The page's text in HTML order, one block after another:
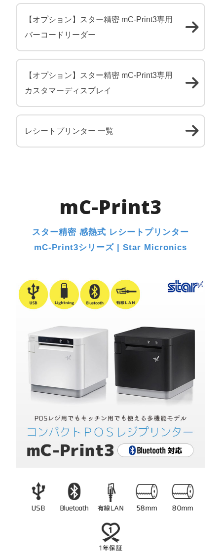
【オプション】スター精密 mC-Print3専用
バーコードリーダー
【オプション】スター精密 mC-Print3専用
カスタマーディスプレイ
レシートプリンター 一覧
mC-Print3
スター精密 感熱式 レシートプリンター
mC-Print3シリーズ | Star Micronics